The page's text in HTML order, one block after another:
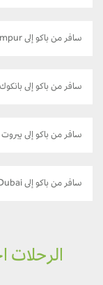
سافر من باكو إلى Kuala Lumpur
سافر من باكو إلى بانكوك
سافر من باكو إلى بيروت
سافر من باكو إلى Dubai
الرحلات